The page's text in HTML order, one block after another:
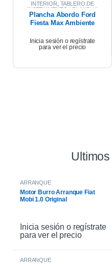
INTERIOR TABLERO DE
INSTRUMENTO / PLANCHA
ABORDO
Plancha Abordo Ford
Fiesta Max Ambiente
Inicia sesión o regístrate
para ver el precio
ARRANQUE
Motor Burro Arranque Fiat
Mobi 1.0 Original
Inicia sesión o regístrate
para ver el precio
ARRANQUE